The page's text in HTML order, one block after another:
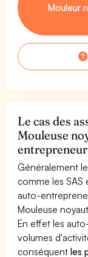
Mouleur
Le cas des
Mouleuse
entrepreneur
Généralement
comme les SAS
auto-
Mouleuse
En effet les
volumes
conséquentles